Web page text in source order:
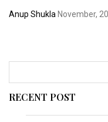
Anup Shukla November,
RECENT POST